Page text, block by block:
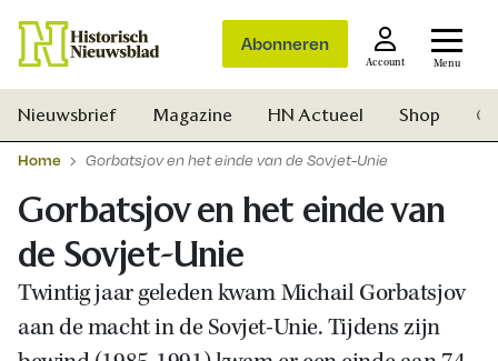
Abonneren
Account Menu
Nieuwsbrief Magazine HN Actueel Shop
Home Gorbatsjov en het einde van de Sovjet-Unie
Gorbatsjov en het einde van
de Sovjet-Unie
Twintig jaar geleden kwam Michail Gorbatsjov
aan de macht in de Sovjet-Unie. Tijdens zijn